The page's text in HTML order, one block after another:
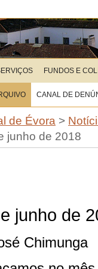
FUNDOS E
CANAL DE
de Évora >
junho de 2018
junho de
Chimunga